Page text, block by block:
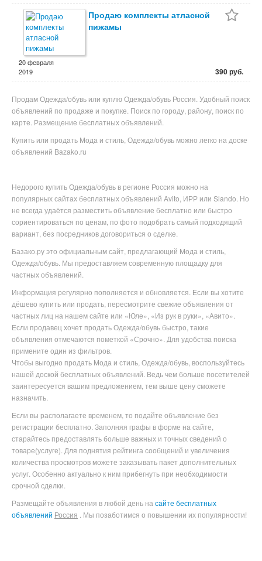
Продаю комплекты атласной
пижамы
20 февраля
2019
390 руб.
Продам Одежда/обувь или куплю Одежда/обувь Россия. Удобный поиск
объявлений по продаже и покупке. Поиск по городу, району, поиск по
карте. Размещение бесплатных объявлений.
Купить или продать Мода и стиль, Одежда/обувь можно легко на доске
объявлений Bazako.ru
Недорого купитьОдежда/обувь в регионе Россия можно на
популярныхсайтах бесплатных объявлений Avito, ИРР или Slando. Но
не всегда удаётся разместить объявление бесплатно или быстро
сориентироваться по ценам, по фото подобрать самый подходящий
вариант, без посредников договориться о сделке.
Базако.ру это официальным сайт, предлагающий Мода и стиль,
Одежда/обувь. Мы предоставляем современную площадку для
частных объявлений.
Информация регулярно пополняется и обновляется. Если вы хотите
дёшево купить или продать, пересмотрите свежие объявления от
частных лиц на нашем сайте или «Юле», «Из рук в руки», «Авито».
Если продавец хочет продать Одежда/обувь быстро, такие
объявления отмечаются пометкой «Срочно». Для удобства поиска
примените один из фильтров.
Чтобы выгодно продать Мода и стиль, Одежда/обувь , воспользуйтесь
нашей доской бесплатных объявлений. Ведь чем больше посетителей
заинтересуется вашим предложением, тем выше цену сможете
назначить.
Если вы располагаете временем, то подайте объявление без
регистрации бесплатно. Заполняя графы в форме на сайте,
старайтесь предоставлять больше важных и точных сведений о
товаре(услуге). Для поднятия рейтинга сообщений и увеличения
количества просмотров можете заказывать пакет дополнительных
услуг. Особенно актуально к ним прибегнуть при необходимости
срочной сделки.
Размещайте объявления в любой день на сайте бесплатных
объявлений Россия . Мы позаботимся о повышении их популярности!